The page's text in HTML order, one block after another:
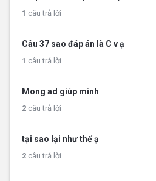
1 câu trả lời
Câu 37 sao đáp án là C v ạ
1 câu trả lời
Mong ad giúp mình
2 câu trả lời
tại sao lại như thế ạ
2 câu trả lời